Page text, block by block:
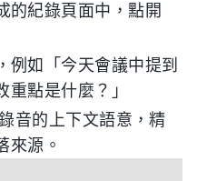
的紀錄頁面中，點開
例如「今天會議中提到
重點是什麼？」
音的上下文語意，精
來源。